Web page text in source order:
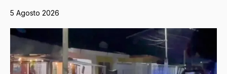
5 Agosto 2026